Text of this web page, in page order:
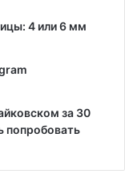
4 или 6 мм
за 30
попробовать